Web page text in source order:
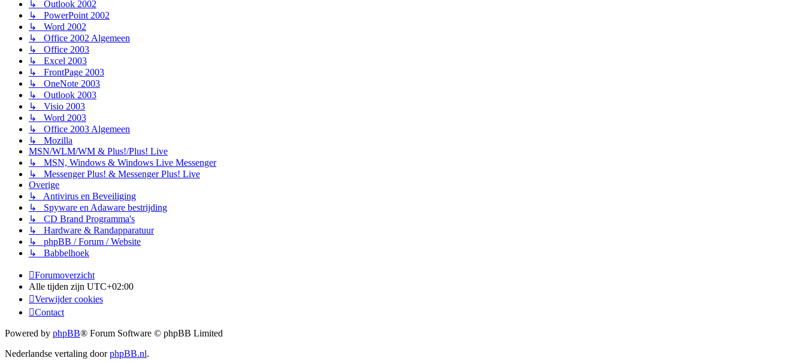
↳ Outlook 2002
↳ PowerPoint 2002
↳ Word 2002
↳ Office 2002 Algemeen
↳ Office 2003
↳ Excel 2003
↳ FrontPage 2003
↳ OneNote 2003
↳ Outlook 2003
↳ Visio 2003
↳ Word 2003
↳ Office 2003 Algemeen
↳ Mozilla
MSN/WLM/WM & Plus!/Plus! Live
↳ MSN, Windows & Windows Live Messenger
↳ Messenger Plus! & Messenger Plus! Live
Overige
↳ Antivirus en Beveiliging
↳ Spyware en Adaware bestrijding
↳ CD Brand Programma's
↳ Hardware & Randapparatuur
↳ phpBB / Forum / Website
↳ Babbelhoek
Forumoverzicht
Alle tijden zijn UTC+02:00
Verwijder cookies
Contact
Powered by phpBB® Forum Software © phpBB Limited
Nederlandse vertaling doorphpBB.nl.